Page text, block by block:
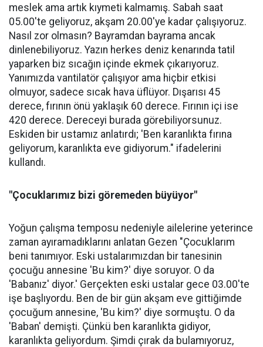
meslek ama artık kıymeti kalmamış. Sabah saat
05.00'te geliyoruz, akşam 20.00'ye kadar çalışıyoruz.
Nasıl zor olmasın? Bayramdan bayrama ancak
dinlenebiliyoruz. Yazın herkes deniz kenarında tatil
yaparken biz sıcağın içinde ekmek çıkarıyoruz.
Yanımızda vantilatör çalışıyor ama hiçbir etkisi
olmuyor, sadece sıcak hava üflüyor. Dışarısı 45
derece, fırının önü yaklaşık 60 derece. Fırının içi ise
420 derece. Dereceyi burada görebiliyorsunuz.
Eskiden bir ustamız anlatırdı; 'Ben karanlıkta fırına
geliyorum, karanlıkta eve gidiyorum." ifadelerini
kullandı.
"Çocuklarımız bizi göremeden büyüyor"
Yoğun çalışma temposu nedeniyle ailelerine yeterince
zaman ayıramadıklarını anlatan Gezen "Çocuklarım
beni tanımıyor. Eski ustalarımızdan bir tanesinin
çocuğu annesine 'Bu kim?' diye soruyor. O da
'Babanız' diyor.' Gerçekten eski ustalar gece 03.00'te
işe başlıyordu. Ben de bir gün akşam eve gittiğimde
çocuğum annesine, 'Bu kim?' diye sormuştu. O da
'Baban' demişti. Çünkü ben karanlıkta gidiyor,
karanlıkta geliyordum. Şimdi çırak da bulamıyoruz,